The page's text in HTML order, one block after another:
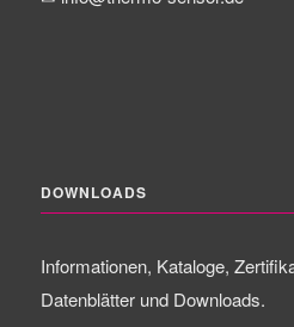
DOWNLOADS
Informationen, Kataloge,
Datenblätter und Downloads.